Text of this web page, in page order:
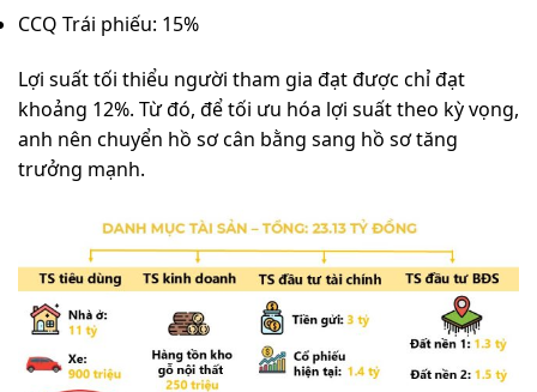
CCQ Trái phiếu: 15%
Lợi suất tối thiểu người tham gia đạt được chỉ đạt
khoảng 12%. Từ đó, để tối ưu hóa lợi suất theo kỳ vọng,
anh nên chuyển hồ sơ cân bằng sang hồ sơ tăng
trưởng mạnh.